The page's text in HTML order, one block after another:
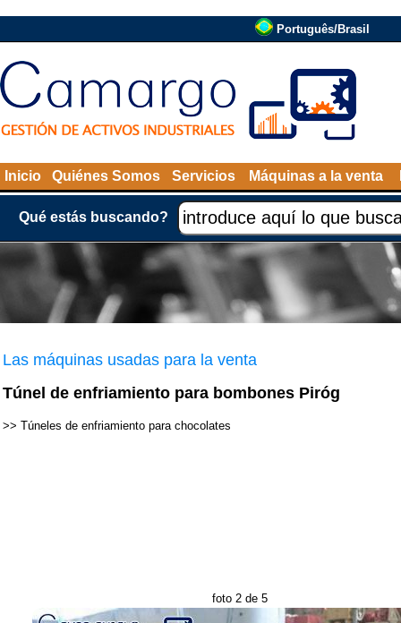
Português/Brasil
Inicio Quiénes Somos Servicios Máquinas a la venta
Qué estás buscando?
Las máquinas usadas para la venta
Túnel de enfriamiento para bombones Piróg
>> Túneles de enfriamiento para chocolates
foto 2 de 5